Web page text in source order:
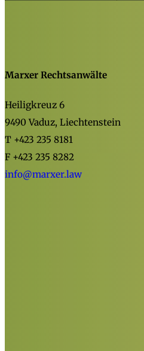
Marxer Rechtsanwälte
Heiligkreuz 6
9490 Vaduz, Liechtenstein
T +423 235 8181
F +423 235 8282
info@marxer.law